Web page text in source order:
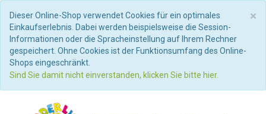
×
Dieser Online-Shop verwendet Cookies für ein optimales
Einkaufserlebnis. Dabei werden beispielsweise die Session-
Informationen oder die Spracheinstellung auf Ihrem Rechner
gespeichert. Ohne Cookies ist der Funktionsumfang des Online-
Shops eingeschränkt.
Sind Sie damit nicht einverstanden, klicken Sie bitte hier.